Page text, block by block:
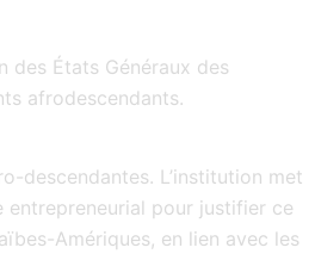
des États Généraux des
afrodescendants.
descendantes. L’institution met
entrepreneurial pour justifier ce
Amériques, en lien avec les